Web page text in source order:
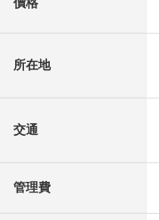
價格
所在地
交通
管理費